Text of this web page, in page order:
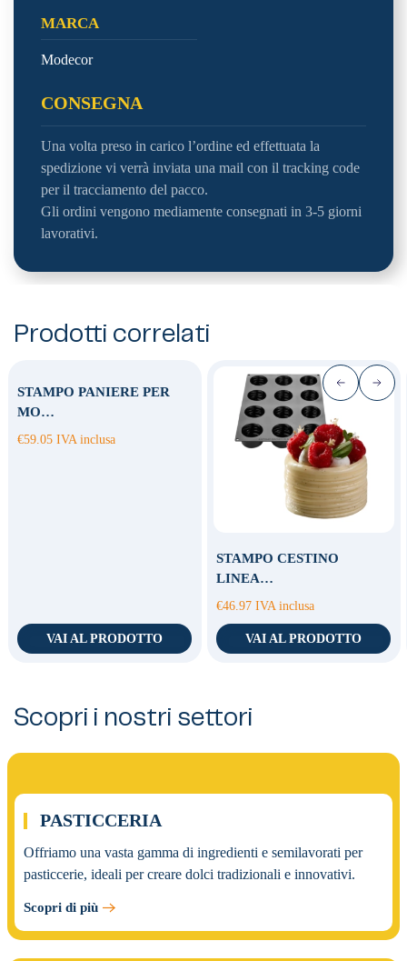
MARCA
Modecor
CONSEGNA
Una volta preso in carico l’ordine ed effettuata la
spedizione vi verrà inviata una mail con il tracking code
per il tracciamento del pacco.
Gli ordini vengono mediamente consegnati in 3-5 giorni
lavorativi.
Prodotti correlati
STAMPO PANIERE PER
MO…
€59.05 IVA inclusa
VAI AL PRODOTTO
STAMPO CESTINO
LINEA…
€46.97 IVA inclusa
VAI AL PRODOTTO
Scopri i nostri settori
01.
PASTICCERIA
Offriamo una vasta gamma di ingredienti e semilavorati per
pasticcerie, ideali per creare dolci tradizionali e innovativi.
Scopri di più